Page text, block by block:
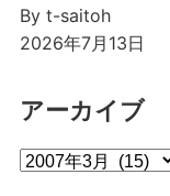
By t-saitoh
2026年7月13日
アーカイブ
ア